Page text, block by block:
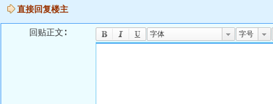
直接回复楼主
回贴正文∶ 字体 字号